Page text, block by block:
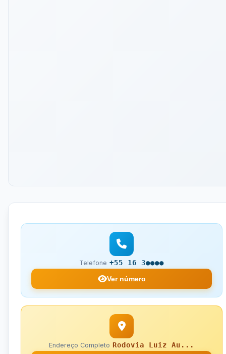
Telefone +55 16 3●●●●
Ver número
Endereço Completo Rodovia Luiz Au...